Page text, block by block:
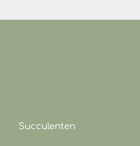
Succulenten